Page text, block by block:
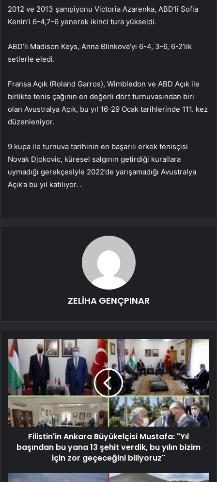
2012 ve 2013 şampiyonu Victoria Azarenka, ABD’li Sofia
Kenin’i 6-4,7-6 yenerek ikinci tura yükseldi.
ABD’li Madison Keys, Anna Blinkova’yı 6-4, 3-6, 6-2’lik
setlerle eledi.
Fransa Açık (Roland Garros), Wimbledon ve ABD Açık ile
birlikte tenis çağının en değerli dört turnuvasından biri
olan Avustralya Açık, bu yıl 16-29 Ocak tarihlerinde 111. kez
düzenleniyor.
9 kupa ile turnuva tarihinin en başarılı erkek tenisçisi
Novak Djokovic, küresel salgının getirdiği kurallara
uymadığı gerekçesiyle 2022’de yarışamadığı Avustralya
Açık’a bu yıl katılıyor. .
ZELİHA GENÇPINAR
Filistin'in Ankara Büyükelçisi Mustafa: "Yıl
başından bu yana 13 şehit verdik, bu yılın bizim
için zor geçeceğini biliyoruz"